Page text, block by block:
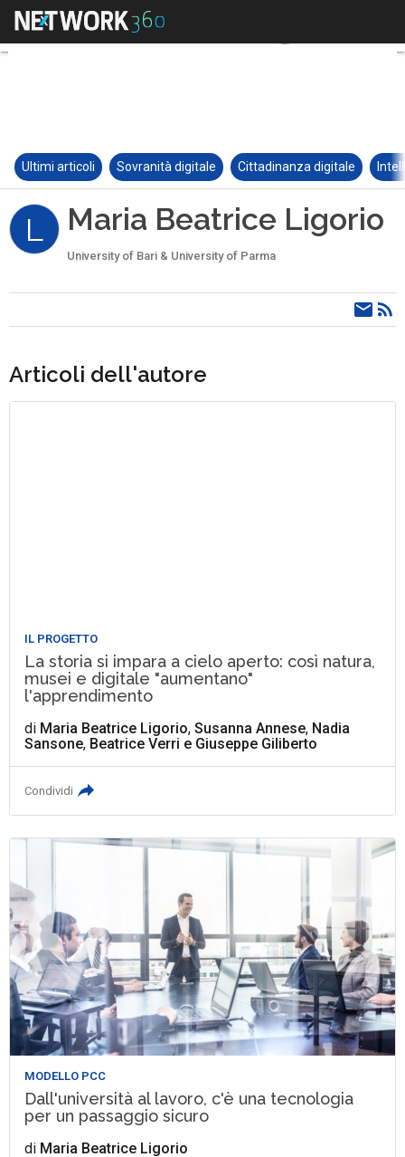
Ultimi articoli Sovranità digitale Cittadinanza digitale
L Maria Beatrice Ligorio
University of Bari & University of Parma
Articoli dell'autore
IL PROGETTO
La storia si impara a cielo aperto: così natura,
musei e digitale "aumentano"
l'apprendimento
di Maria Beatrice Ligorio,Susanna Annese, Nadia
Sansone, Beatrice Verri e Giuseppe Giliberto
Condividi
MODELLO PCC
Dall'università al lavoro, c'è una tecnologia
per un passaggio sicuro
di Maria Beatrice Ligorio